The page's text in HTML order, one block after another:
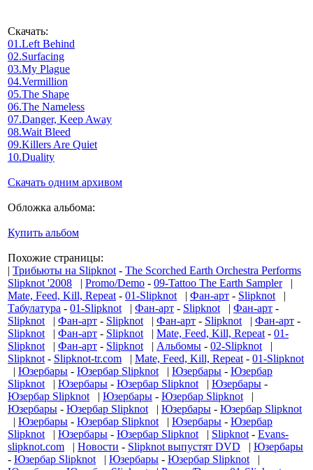
Скачать:
01.Left Behind
02.Surfacing
03.My Plague
04.Vermillion
05.The Shape
06.The Nameless
07.Danger, Keep Away
08.Wait Bleed
09.Killers Are Quiet
10.Duality
Скачать одним архивом
Обложка альбома:
Купить альбом
Похожие страницы:
| Трибьюты на Slipknot - The Scorched Earth Orchestra Performs
Slipknot '2008 | Promo/Demo - 09-Tattoo The Earth Sampler|
Mate, Feed, Kill, Repeat - 01-Slipknot | Фан-арт - Slipknot |
Табулатура - 01-Slipknot | Фан-арт - Slipknot | Фан-арт -
Slipknot | Фан-арт - Slipknot | Фан-арт - Slipknot | Фан-арт -
Slipknot | Фан-арт - Slipknot | Mate, Feed, Kill, Repeat - 01-
Slipknot | Фан-арт - Slipknot | Альбомы - 02-Slipknot |
Slipknot - Slipknot-tr.com | Mate, Feed, Kill, Repeat - 01-Slipknot
| Юзербары - Юзербар Slipknot | Юзербары - Юзербар
Slipknot | Юзербары - Юзербар Slipknot | Юзербары -
Юзербар Slipknot | Юзербары - Юзербар Slipknot |
Юзербары - Юзербар Slipknot | Юзербары - Юзербар Slipknot
| Юзербары - Юзербар Slipknot | Юзербары - Юзербар
Slipknot | Юзербары - Юзербар Slipknot | Slipknot - Evans-
slipknot.com | Новости - Slipknot выпустят DVD | Юзербары
- Юзербар Slipknot | Юзербары - Юзербар Slipknot |